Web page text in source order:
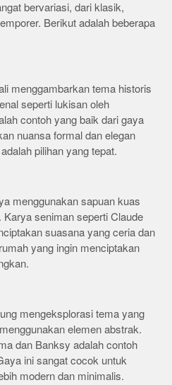
bervariasi, dari klasik,
Berikut adalah beberapa
menggambarkan tema historis
seperti lukisan oleh
contoh yang baik dari gaya
nuansa formal dan elegan
pilihan yang tepat.
menggunakan sapuan kuas
seniman seperti Claude
suasana yang ceria dan
yang ingin menciptakan
mengeksplorasi tema yang
elemen abstrak.
dan Banksy adalah contoh
ini sangat cocok untuk
modern dan minimalis.